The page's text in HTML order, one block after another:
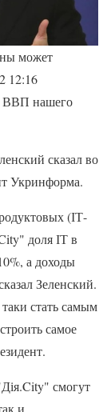
может
12:16
ВВП нашего
сказал во
Укринформа.
(ІТ-
доля ІТ в
а доходы
Зеленский.
стать самым
самое
смогут
и